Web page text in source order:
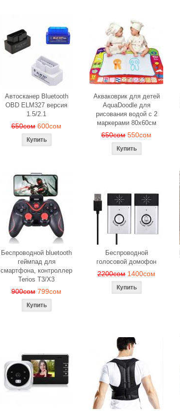
Автосканер Bluetooth
OBD ELM327 версия
1.5/2.1
650сом 600сом
Акваковрик для детей
AquaDoodle для
рисования водой с 2
маркерами 80х60см
650сом 550сом
Беспроводной bluetooth
геймпад для
смартфона, контроллер
Terios T3/X3
900сом 799сом
Беспроводной
голосовой домофон
2200сом 1400сом